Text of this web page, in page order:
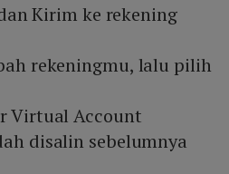
Kirim ke rekening
rekeningmu, lalu pilih
Virtual Account
disalin sebelumnya